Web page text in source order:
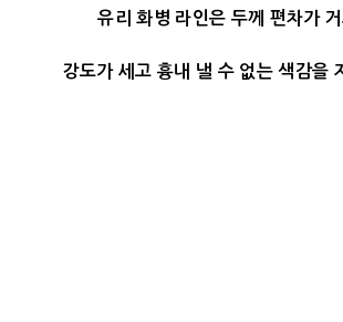
유리 화병 라인은 두께 편차가 거
강도가 세고 흉내 낼 수 없는 색감을